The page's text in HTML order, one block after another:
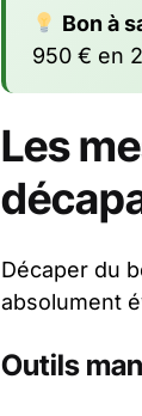
Bon à
950 € en
Les
Décaper du
absolument
Outils